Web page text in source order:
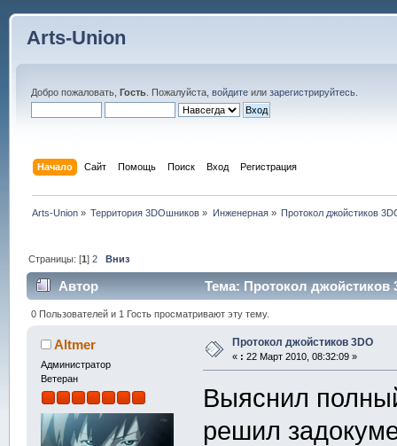
Arts-Union
Добро пожаловать, Гость. Пожалуйста, войдитеили зарегистрируйтесь.
Начало Сайт Помощь Поиск Вход Регистрация
Arts-Union » Территория 3DOшников » Инженерная» Протокол джойстиков
Страницы: [1]2 Вниз
Автор Тема: Протокол джойстиков
0 Пользователей и 1 Гость просматривают эту тему.
Altmer
Администратор
Ветеран
Протокол джойстиков 3DO
« : 22 Март 2010, 08:32:09 »
Выяснил
решил